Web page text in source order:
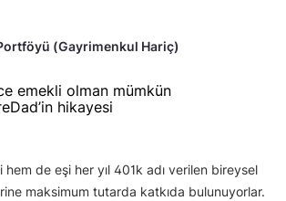
(Gayrimenkul Hariç)
hem de eşi her yıl 401k adı verilen bireysel
maksimum tutarda katkıda bulunuyorlar.